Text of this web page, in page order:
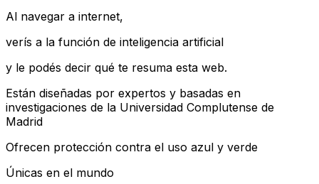
Al navegar a internet,
verís a la función de inteligencia artificial
y le podés decir qué te resuma esta web.
Están diseñadas por expertos y basadas en
investigaciones de la Universidad Complutense de
Madrid
Ofrecen protección contra el uso azul y verde
Únicas en el mundo